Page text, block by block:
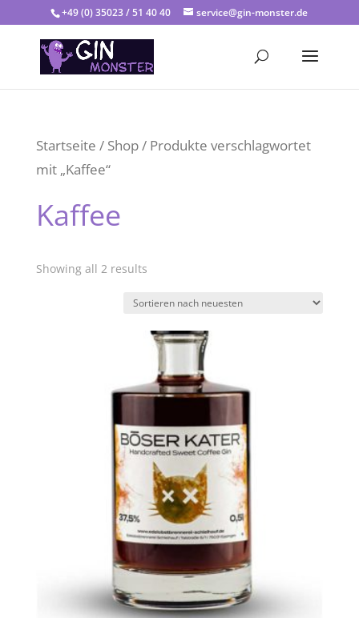
+49 (0) 35023 / 51 40 40 service@gin-monster.de
Startseite / Shop/ Produkte verschlagwortet
mit „Kaffee“
Kaffee
Showing all 2 results